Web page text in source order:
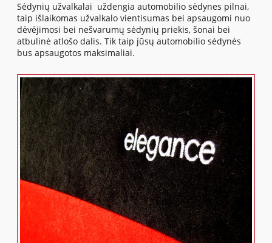
Sėdynių užvalkalai uždengia automobilio sėdynes pilnai,
taip išlaikomas užvalkalo vientisumas bei apsaugomi nuo
dėvėjimosi bei nešvarumų sėdynių priekis, šonai bei
atbulinė atlošo dalis. Tik taip jūsų automobilio sėdynės
bus apsaugotos maksimaliai.